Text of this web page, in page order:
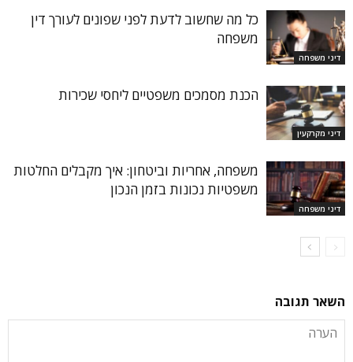
דיני משפחה
כל מה שחשוב לדעת לפני שפונים לעורך דין
משפחה
דיני מקרקעין
הכנת מסמכים משפטיים ליחסי שכירות
דיני משפחה
משפחה, אחריות וביטחון: איך מקבלים החלטות
משפטיות נכונות בזמן הנכון
השאר תגובה